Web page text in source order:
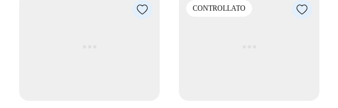
CONTROLLATO